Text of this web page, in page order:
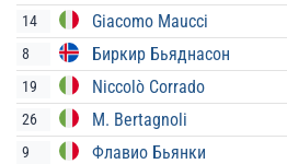
14 Giacomo Maucci
8 Биркир Бьяднасон
19 Niccolò Corrado
26 M. Bertagnoli
9 Флавио Бьянки